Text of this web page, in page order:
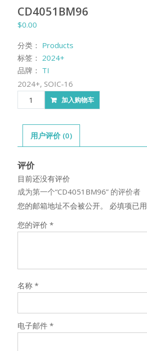
CD4051BM96
$0.00
分类： Products
标签： 2024+
品牌： TI
2024+, SOIC-16
CD4051BM96
数
加入购物车
用户评价 (0)
评价
目前还没有评价
成为第一个“CD4051BM96” 的评价者
您的邮箱地址不会被公开。
必填项已用
您的评价 *
名称 *
电子邮件 *